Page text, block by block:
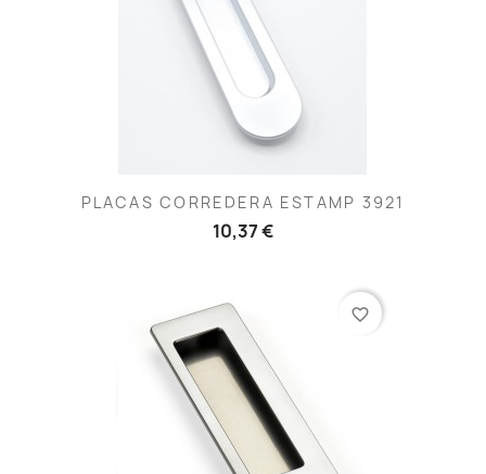
PLACAS CORREDERA ESTAMP 3921
10,37 €
favorite_border